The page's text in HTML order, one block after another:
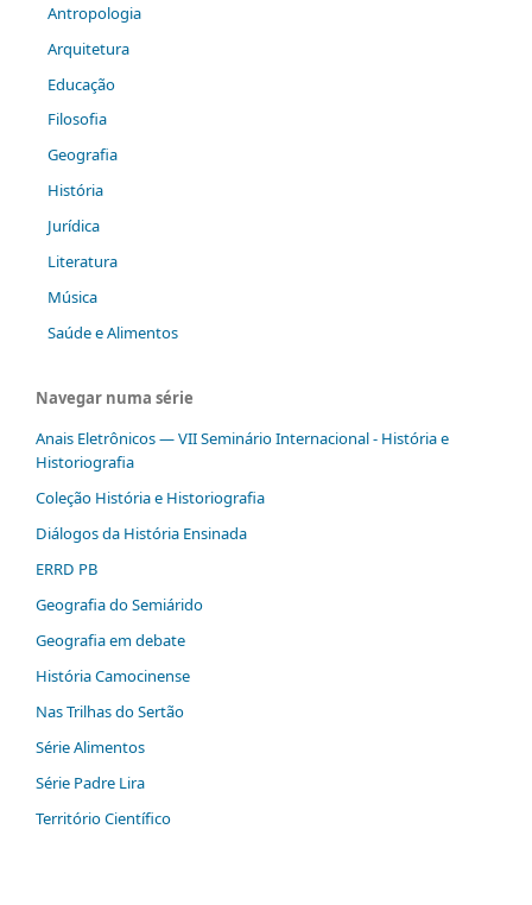
Antropologia
Arquitetura
Educação
Filosofia
Geografia
História
Jurídica
Literatura
Música
Saúde e Alimentos
Navegar numa série
Anais Eletrônicos — VII Seminário Internacional - História e
Historiografia
Coleção História e Historiografia
Diálogos da História Ensinada
ERRD PB
Geografia do Semiárido
Geografia em debate
História Camocinense
Nas Trilhas do Sertão
Série Alimentos
Série Padre Lira
Território Científico